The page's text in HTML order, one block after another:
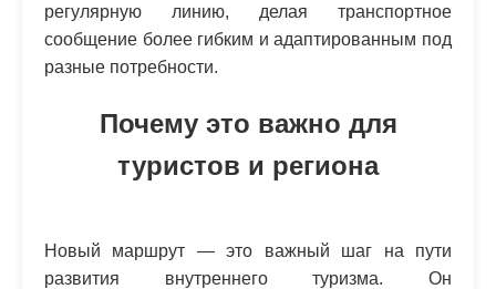
регулярную линию, делая транспортное
сообщение более гибким и адаптированным под
разные потребности.
Почему это важно для
туристов и региона
Новый маршрут — это важный шаг на пути
развития внутреннего туризма. Он